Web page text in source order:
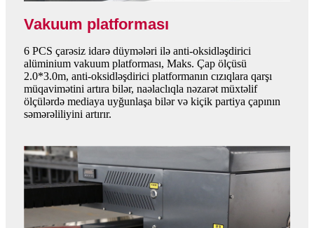
Vakuum platforması
6 PCS çarəsiz idarə düymələri ilə anti-oksidləşdirici
alüminium vakuum platforması, Maks. Çap ölçüsü
2.0*3.0m, anti-oksidləşdirici platformanın cızıqlara qarşı
müqavimətini artıra bilər, naəlaclıqla nəzarət müxtəlif
ölçülərdə mediaya uyğunlaşa bilər və kiçik partiya çapının
səmərəliliyini artırır.